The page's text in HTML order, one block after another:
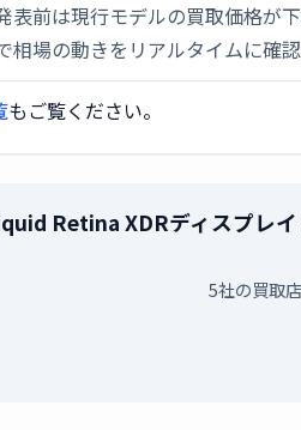
表前は現行モデルの買取価格が
場の動きをリアルタイムに確認
もご覧ください。
Retina XDRディスプレ
5社の買取